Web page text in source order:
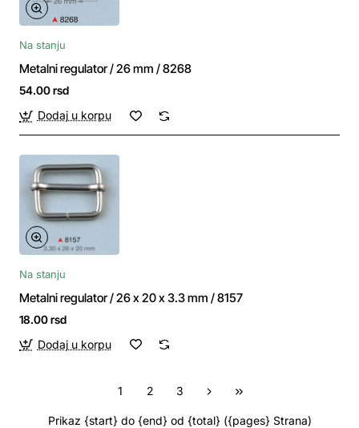
Na stanju
Metalni regulator / 26 mm / 8268
54.00 rsd
Dodaj u korpu
Na stanju
Metalni regulator / 26 x 20 x 3.3 mm / 8157
18.00 rsd
Dodaj u korpu
1 2 3
Prikaz {start} do {end} od {total} ({pages} Strana)